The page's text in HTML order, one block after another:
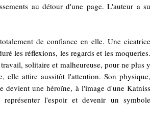
au détour d'une page. L'auteur a su
de confiance en elle. Une cicatrice
les réflexions, les regards et les moqueries.
solitaire et malheureuse, pour ne plus y
elle attire aussitôt l'attention. Son physique,
devient une héroïne, à l'image d'une Katniss
l'espoir et devenir un symbole